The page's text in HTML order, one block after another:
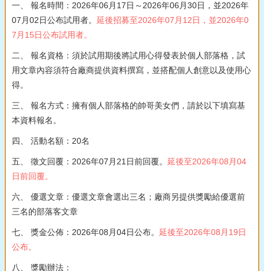
一、 報名時間：2026年06月17日～2026年06月30日，並2026年
07月02日公布試用者。 延後招募至2026年07月12日，並2026年0
7月15日公布試用者。
二、 報名資格：須於試用期後將試用心得發表於個人部落格，試
用文章內容須符合廠商提供資料撰寫，並搭配個人創意以及使用心
得。
三、 報名方式：擁有個人部落格的帥哥美女們，請於以下填寫基
本資料報名。
四、 活動名額：20名
五、 徵文回覆：2026年07月21日前回覆。 延後至2026年08月04
日前回覆。
六、 優選文章：優選文章會選出三名；廠商另提供獎勵給優選前
三名的部落客文章
七、 獎金公佈：2026年08月04日公布。 延後至2026年08月19日
公布。
八、 獎勵辦法：